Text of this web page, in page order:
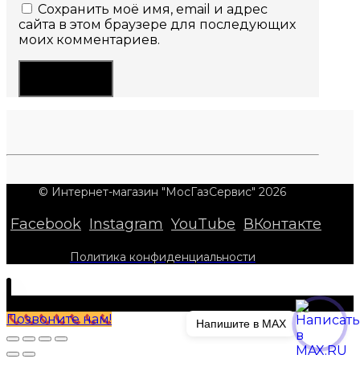
Сохранить моё имя, email и адрес
сайта в этом браузере для последующих
моих комментариев.
© Интернет-магазин "МосГазСервис" 2026
Facebook Instagram YouTube ВКонтакте
Политика конфиденциальности
Напишите в MAX
Позвоните нам!